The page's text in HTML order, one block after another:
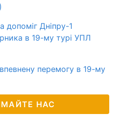
допоміг Дніпру-1
в 19-му турі УПЛ
перемогу в 19-му
НАС